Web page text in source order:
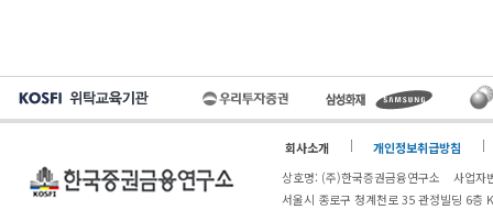
회사소개
개인정보취급방침
상호명: (주)한국증권금융연구소 사업
서울시 종로구 청계천로 35 관정빌딩